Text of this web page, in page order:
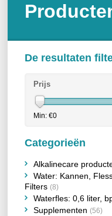
De resultaten
Prijs
Min: €0
Categorieën
Alkalinecare
Water: Kannen,
Filters (8)
Waterfles: 0,6 liter,
Supplementen (56)